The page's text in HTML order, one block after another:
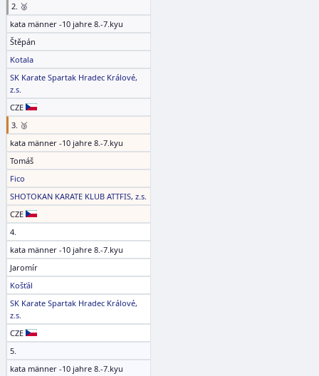
2. 🥈
kata männer -10 jahre 8.-7.kyu
Štěpán
Kotala
SK Karate Spartak Hradec Králové,
z.s.
CZE
3. 🥉
kata männer -10 jahre 8.-7.kyu
Tomáš
Fico
SHOTOKAN KARATE KLUB ATTFIS, z.s.
CZE
4.
kata männer -10 jahre 8.-7.kyu
Jaromír
Košťál
SK Karate Spartak Hradec Králové,
z.s.
CZE
5.
kata männer -10 jahre 8.-7.kyu